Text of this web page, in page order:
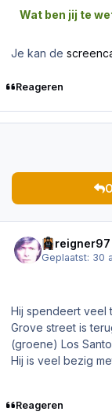
Wat ben jij te
Je kan de
Reageren
Foreigner97
Geplaatst: 30
Hij spendeert veel
Grove street is
(groene) Los
Hij is veel bezig
Reageren